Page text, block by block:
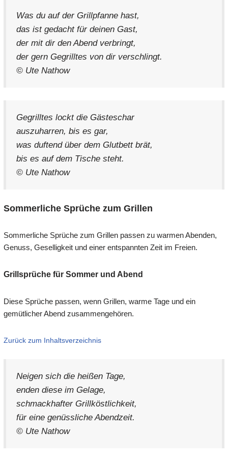
Was du auf der Grillpfanne hast,
das ist gedacht für deinen Gast,
der mit dir den Abend verbringt,
der gern Gegrilltes von dir verschlingt.
© Ute Nathow
Gegrilltes lockt die Gästeschar
auszuharren, bis es gar,
was duftend über dem Glutbett brät,
bis es auf dem Tische steht.
© Ute Nathow
Sommerliche Sprüche zum Grillen
Sommerliche Sprüche zum Grillen passen zu warmen Abenden,
Genuss, Geselligkeit und einer entspannten Zeit im Freien.
Grillsprüche für Sommer und Abend
Diese Sprüche passen, wenn Grillen, warme Tage und ein
gemütlicher Abend zusammengehören.
Zurück zum Inhaltsverzeichnis
Neigen sich die heißen Tage,
enden diese im Gelage,
schmackhafter Grillköstlichkeit,
für eine genüssliche Abendzeit.
© Ute Nathow